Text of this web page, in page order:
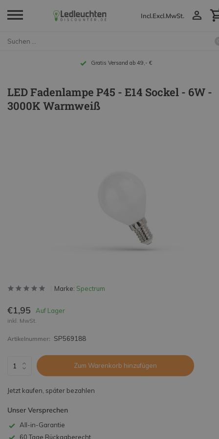
Incl.Excl.MwSt.
Gratis Versand ab 49,- €
LED Fadenlampe P45 - E14 Sockel - 6W -
3000K Warmweiß
Marke: Spectrum
€1,95 Auf Lager
inkl. MwSt.
Artikelnummer: SP569188
Zum Warenkorb hinzufügen
Jetzt kaufen, später bezahlen
Unser Versprechen
All-in-Garantie
60 Tage Rückgaberecht